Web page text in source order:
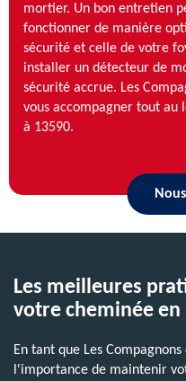
mortier. Un bon entretien
fonctionner de manière
sécurité et celle de votre
installer un détecteur de
sécurité accrue. Les
vous accompagner tout au
à 13590.
Les meilleures
votre cheminée
En tant que Les
l'importance de maintenir